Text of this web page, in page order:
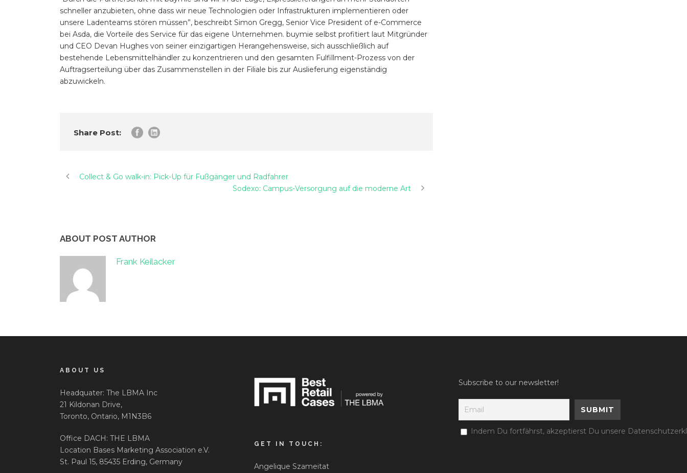
schneller anzubieten, ohne dass wir neue Technologien oder Infrastrukturen implementieren oder
unsere Ladenteams stören müssen”, beschreibt Simon Gregg, Senior Vice President of e-Commerce
bei Asda, die Vorteile des Service für das eigene Unternehmen. buymie selbst profitiert laut Mitgründer
und CEO Devan Hughes von seiner einzigartigen Herangehensweise, sich ausschließlich auf
bestehende Lebensmittelhändler zu konzentrieren und den gesamten Fulfillment-Prozess von der
Auftragserteilung über das Zusammenstellen in der Filiale bis zur Auslieferung eigenständig
abzuwickeln.
Share Post:
Collect & Go walk-in: Pick-Up für Fußgänger und Radfahrer
Sodexo: Campus-Versorgung auf die moderne Art
ABOUT POST AUTHOR
Frank Keilacker
ABOUT US
Headquater: The LBMA Inc
21 Kildonan Drive,
Toronto, Ontario, M1N3B6
Office DACH: THE LBMA
Location Bases Marketing Association e.V.
St. Paul 15, 85435 Erding, Germany
GET IN TOUCH:
Angelique Szameitat
Subscribe to our newsletter!
Indem Du fortfährst, akzeptierst Du unsere